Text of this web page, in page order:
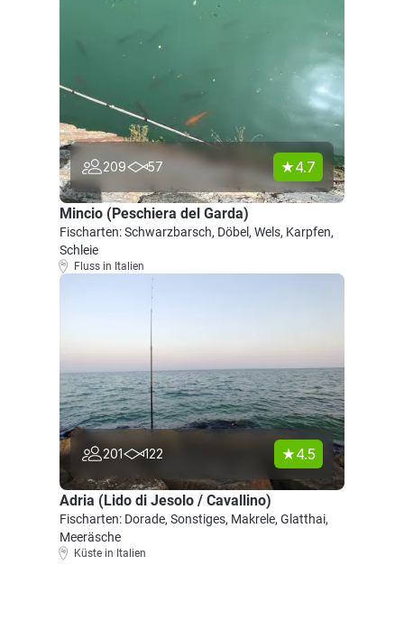
209 57 4.7
Mincio (Peschiera del Garda)
Fischarten: Schwarzbarsch, Döbel, Wels, Karpfen,
Schleie
Fluss in Italien
201 122 4.5
Adria (Lido di Jesolo / Cavallino)
Fischarten: Dorade, Sonstiges, Makrele, Glatthai,
Meeräsche
Küste in Italien